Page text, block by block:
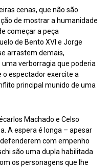
cenas, que não são
de mostrar a humanidade
começar a peça
de Bento XVI e Jorge
arrastem demais,
verborragia que poderia
espectador exercite a
principal munido de uma
Machado e Celso
A espera é longa – apesar
com empenho
são uma dupla habilitada
os personagens que lhe